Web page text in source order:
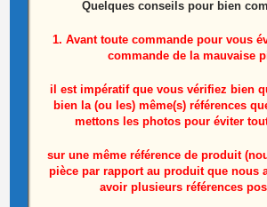
15,00€
Quelques conseils pour bien
1. Avant toute commande pour vous
commande de la mauvaise
il est impératif que vous vérifiez bien
bien la (ou les) même(s) références
mettons les photos pour éviter
sur une même référence de produit
pièce par rapport au produit que nous
avoir plusieurs références